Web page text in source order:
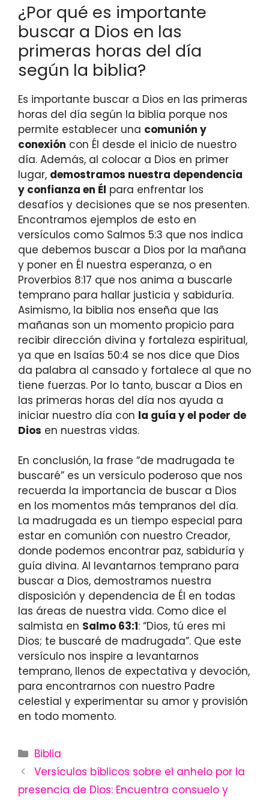
¿Por qué es importante
buscar a Dios en las
primeras horas del día
según la biblia?
Es importante buscar a Dios en las primeras
horas del día según la biblia porque nos
permite establecer una comunión y
conexión con Él desde el inicio de nuestro
día. Además, al colocar a Dios en primer
lugar, demostramos nuestra dependencia
y confianza en Él para enfrentar los
desafíos y decisiones que se nos presenten.
Encontramos ejemplos de esto en
versículos como Salmos 5:3 que nos indica
que debemos buscar a Dios por la mañana
y poner en Él nuestra esperanza, o en
Proverbios 8:17 que nos anima a buscarle
temprano para hallar justicia y sabiduría.
Asimismo, la biblia nos enseña que las
mañanas son un momento propicio para
recibir dirección divina y fortaleza espiritual,
ya que en Isaías 50:4 se nos dice que Dios
da palabra al cansado y fortalece al que no
tiene fuerzas. Por lo tanto, buscar a Dios en
las primeras horas del día nos ayuda a
iniciar nuestro día con la guía y el poder de
Dios en nuestras vidas.
En conclusión, la frase “de madrugada te
buscaré” es un versículo poderoso que nos
recuerda la importancia de buscar a Dios
en los momentos más tempranos del día.
La madrugada es un tiempo especial para
estar en comunión con nuestro Creador,
donde podemos encontrar paz, sabiduría y
guía divina. Al levantarnos temprano para
buscar a Dios, demostramos nuestra
disposición y dependencia de Él en todas
las áreas de nuestra vida. Como dice el
salmista en Salmo 63:1: “Dios, tú eres mi
Dios; te buscaré de madrugada”. Que este
versículo nos inspire a levantarnos
temprano, llenos de expectativa y devoción,
para encontrarnos con nuestro Padre
celestial y experimentar su amor y provisión
en todo momento.
Categories
Biblia
Versículos bíblicos sobre el anhelo por la
presencia de Dios: Encuentra consuelo y